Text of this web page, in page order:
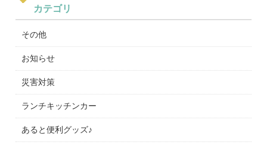
カテゴリ
その他
お知らせ
災害対策
ランチキッチンカー
あると便利グッズ♪